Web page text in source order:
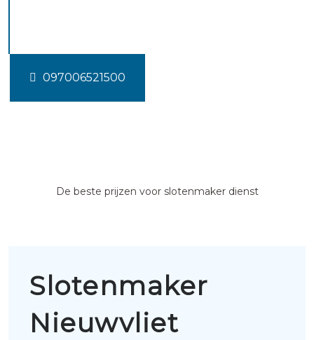
097006521500
De beste prijzen voor slotenmaker dienst
Slotenmaker
Nieuwvliet